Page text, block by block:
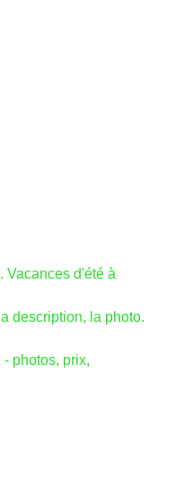
Vacances d'été à
description, la photo.
photos, prix,